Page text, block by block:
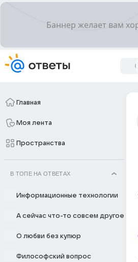
Главная
Моя лента
Пространства
В ТОПЕ НА ОТВЕТАХ
Информационные технологии
А сейчас что-то совсем другое
О любви без купюр
Философский вопрос